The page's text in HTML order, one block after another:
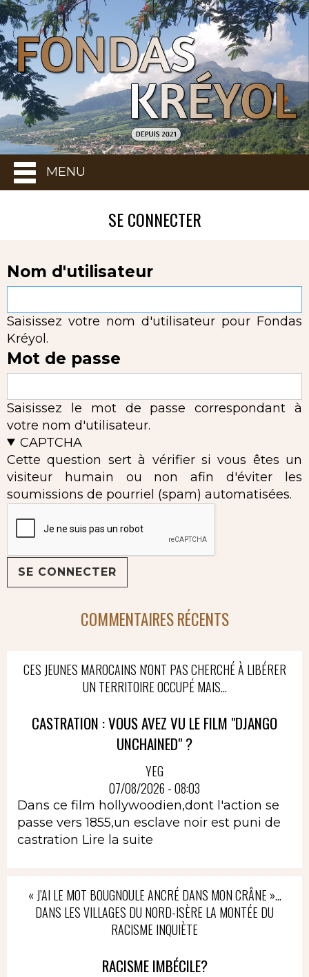
MENU
SE CONNECTER
Nom d'utilisateur
Saisissez votre nom d'utilisateur pour Fondas
Kréyol.
Mot de passe
Saisissez le mot de passe correspondant à
votre nom d'utilisateur.
CAPTCHA
Cette question sert à vérifier si vous êtes un
visiteur humain ou non afin d'éviter les
soumissions de pourriel (spam) automatisées.
COMMENTAIRES RÉCENTS
CES JEUNES MAROCAINS N'ONT PAS CHERCHÉ À LIBÉRER
UN TERRITOIRE OCCUPÉ MAIS...
CASTRATION : VOUS AVEZ VU LE FILM "DJANGO
UNCHAINED" ?
YEG
07/08/2026 - 08:03
Dans ce film hollywoodien,dont l'action se
passe vers 1855,un esclave noir est puni de
castration Lire la suite
« J’AI LE MOT BOUGNOULE ANCRÉ DANS MON CRÂNE »…
DANS LES VILLAGES DU NORD-ISÈRE LA MONTÉE DU
RACISME INQUIÈTE
RACISME IMBÉCILE?